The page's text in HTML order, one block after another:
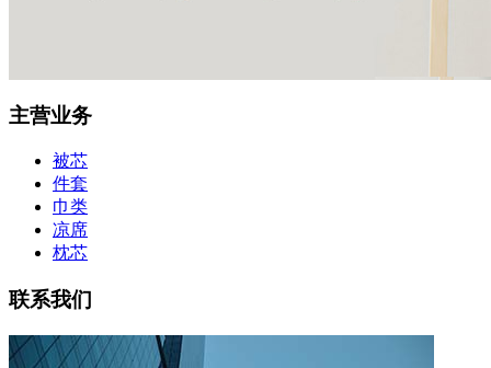
主营业务
被芯
件套
巾类
凉席
枕芯
联系我们